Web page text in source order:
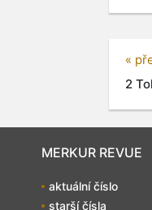
«
2
MERKUR REVUE
aktuální číslo
starší čísla